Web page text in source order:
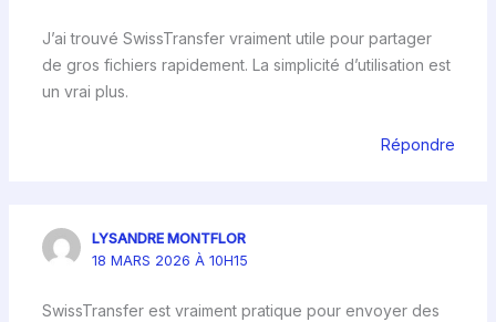
J’ai trouvé SwissTransfer vraiment utile pour partager
de gros fichiers rapidement. La simplicité d’utilisation est
un vrai plus.
Répondre
LYSANDRE MONTFLOR
18 MARS 2026 À 10H15
SwissTransfer est vraiment pratique pour envoyer des